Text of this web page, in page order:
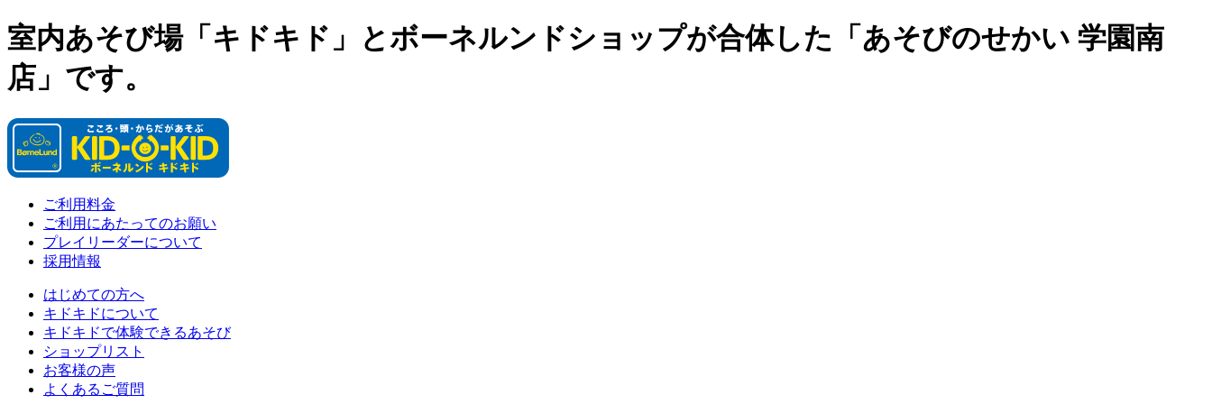
室内あそび場「キドキド」とボーネルンドショップが合体した「あそびのせかい 学園南
店」です。
ご利用料金
ご利用にあたってのお願い
プレイリーダーについて
採用情報
はじめての方へ
キドキドについて
キドキドで体験できるあそび
ショップリスト
お客様の声
よくあるご質問